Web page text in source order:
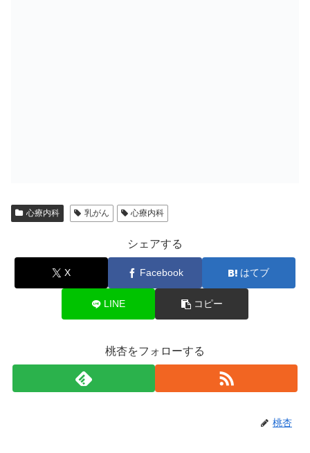
心療内科 乳がん 心療内科
シェアする
X Facebook はてブ
LINE コピー
桃杏をフォローする
桃杏